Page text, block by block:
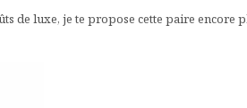
de luxe, je te propose cette paire